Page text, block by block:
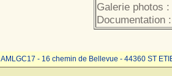
Galerie photos :
Documentation :
AMLGC17 - 16 chemin de Bellevue - 44360 ST